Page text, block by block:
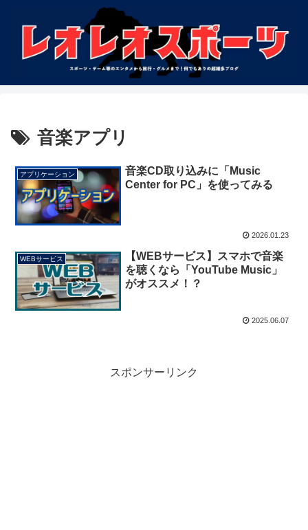
音楽アプリ
アプリケーション
音楽CD取り込みに「Music
Center for PC」を使ってみる
2026.01.23
WEBサービス
【WEBサービス】スマホで音楽
を聴くなら「YouTube Music」
がオススメ！？
2025.06.07
スポンサーリンク